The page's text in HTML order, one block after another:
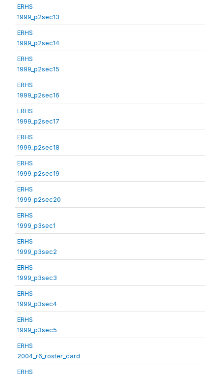
ERHS
1999_p2sec13
ERHS
1999_p2sec14
ERHS
1999_p2sec15
ERHS
1999_p2sec16
ERHS
1999_p2sec17
ERHS
1999_p2sec18
ERHS
1999_p2sec19
ERHS
1999_p2sec20
ERHS
1999_p3sec1
ERHS
1999_p3sec2
ERHS
1999_p3sec3
ERHS
1999_p3sec4
ERHS
1999_p3sec5
ERHS
2004_r6_roster_card
ERHS